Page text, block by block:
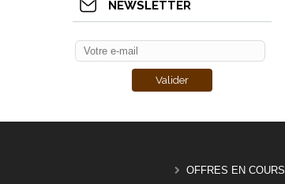
NEWSLETTER
OFFRES EN COURS